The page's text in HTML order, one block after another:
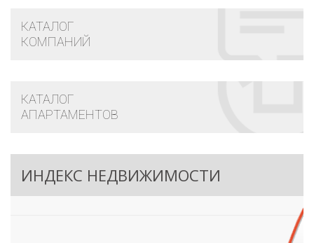
КАТАЛОГ
КОМПАНИЙ
КАТАЛОГ
АПАРТАМЕНТОВ
ИНДЕКС НЕДВИЖИМОСТИ